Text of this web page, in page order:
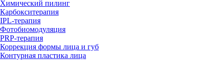
Химический пилинг
Карбокситерапия
IPL‑терапия
Фотобиомодуляция
PRP-терапия
Коррекция формы лица и губ
Контурная пластика лица